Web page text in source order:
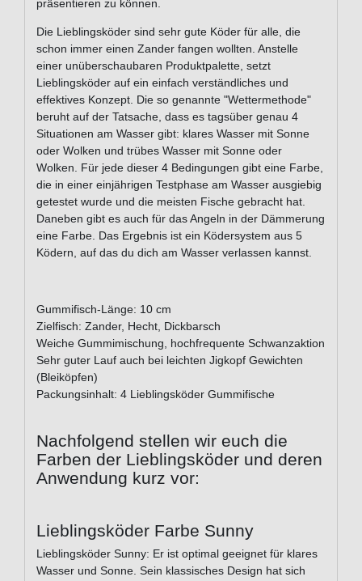
präsentieren zu können.
Die Lieblingsköder sind sehr gute Köder für alle, die
schon immer einen Zander fangen wollten. Anstelle
einer unüberschaubaren Produktpalette, setzt
Lieblingsköder auf ein einfach verständliches und
effektives Konzept. Die so genannte "Wettermethode"
beruht auf der Tatsache, dass es tagsüber genau 4
Situationen am Wasser gibt: klares Wasser mit Sonne
oder Wolken und trübes Wasser mit Sonne oder
Wolken. Für jede dieser 4 Bedingungen gibt eine Farbe,
die in einer einjährigen Testphase am Wasser ausgiebig
getestet wurde und die meisten Fische gebracht hat.
Daneben gibt es auch für das Angeln in der Dämmerung
eine Farbe. Das Ergebnis ist ein Ködersystem aus 5
Ködern, auf das du dich am Wasser verlassen kannst.
Gummifisch-Länge: 10 cm
Zielfisch: Zander, Hecht, Dickbarsch
Weiche Gummimischung, hochfrequente Schwanzaktion
Sehr guter Lauf auch bei leichten Jigkopf Gewichten
(Bleiköpfen)
Packungsinhalt: 4 Lieblingsköder Gummifische
Nachfolgend stellen wir euch die
Farben der Lieblingsköder und deren
Anwendung kurz vor:
Lieblingsköder Farbe Sunny
Lieblingsköder Sunny: Er ist optimal geeignet für klares
Wasser und Sonne. Sein klassisches Design hat sich